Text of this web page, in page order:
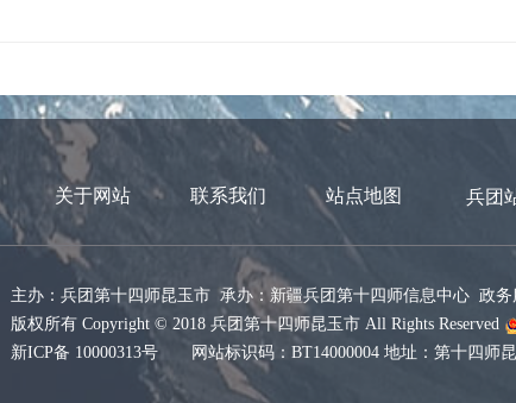
关于网站 联系我们 站点地图 兵团
主办：兵团第十四师昆玉市 承办：新疆兵团第十四师信息中心 政
版权所有 Copyright © 2018 兵团第十四师昆玉市 All Rights Reserved
新ICP备 10000313号 网站标识码：BT14000004 地址：第十四师